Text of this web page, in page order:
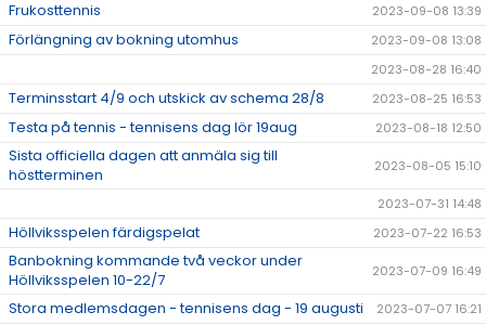
Frukosttennis 2023-09-08 13:39
Förlängning av bokning utomhus
2023-09-08 13:08
2023-08-28 16:40
Terminsstart 4/9 och utskick av schema 28/8 2023-08-25 16:53
Testa på tennis - tennisens dag lör 19aug 2023-08-18 12:50
Sista officiella dagen att anmäla sig till
höstterminen
2023-08-05 15:10
2023-07-31 14:48
Höllviksspelen färdigspelat 2023-07-22 16:53
Banbokning kommande två veckor under
Höllviksspelen 10-22/7
2023-07-09 16:49
Stora medlemsdagen - tennisens dag - 19 augusti 2023-07-07 16:21